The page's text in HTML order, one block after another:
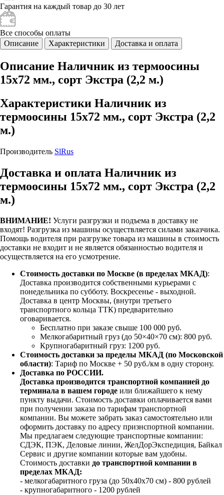
Гарантия на каждый товар до 30 лет
Все способы оплаты
Описание
Характеристики Доставка и оплата
Описание Наличник из термоосины
15х72 мм., сорт Экстра (2,2 м.)
Характеристики Наличник из
термоосины 15х72 мм., сорт Экстра (2,2
м.)
Производитель SlRus
Доставка и оплата Наличник из
термоосины 15х72 мм., сорт Экстра (2,2
м.)
ВНИМАНИЕ! Услуги разгрузки и подъема в доставку не
входят! Разгрузка из машины осуществляется силами заказчика.
Помощь водителя при разгрузке товара из машины в стоимость
доставки не входит и не является обязанностью водителя и
осуществляется на его усмотрение.
Стоимость доставки по Москве (в пределах МКАД):
Доставка производится собственными курьерами с
понедельника по субботу. Воскресенье - выходной.
Доставка в центр Москвы, (внутри третьего
транспортного кольца ТТК) предварительно
оговаривается.
Бесплатно при заказе свыше 100 000 руб.
Мелкогабаритный груз (до 50×40×70 см): 800 руб.
Крупногабаритный груз: 1200 руб.
Стоимость доставки за пределы МКАД (по Московской
области): Тариф по Москве + 50 руб./км в одну сторону.
Доставка по РОССИИ.
Доставка производится транспортной компанией до
терминала в вашем городе или ближайшего к нему
пункту выдачи. Стоимость доставки оплачивается вами
при получении заказа по тарифам транспортной
компании. Вы можете забрать заказ самостоятельно или
оформить доставку по адресу признспортной компании.
Мы предлагаем следующие транспортные компании:
СДЭК, ПЭК, Деловые линии, ЖелДорЭкспедиция, Байкал
Сервис и другие компании которые вам удобны.
Стоимость доставки до транспортной компании в
пределах МКАД:
- мелкогабаритного груза (до 50х40х70 см) - 800 рублей
- крупногабаритного - 1200 рублей